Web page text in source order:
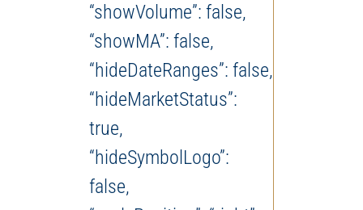
“showVolume”: false,
“showMA”: false,
“hideDateRanges”: false,
“hideMarketStatus”:
true,
“hideSymbolLogo”:
false,